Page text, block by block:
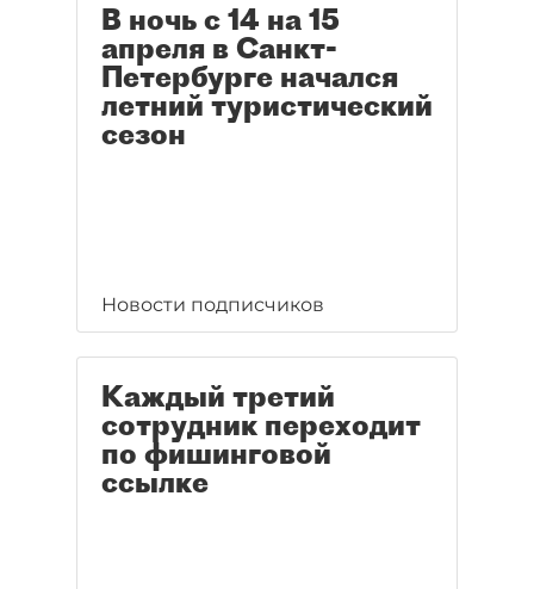
В ночь с 14 на 15
апреля в Санкт-
Петербурге начался
летний туристический
сезон
Новости подписчиков
Каждый третий
сотрудник переходит
по фишинговой
ссылке